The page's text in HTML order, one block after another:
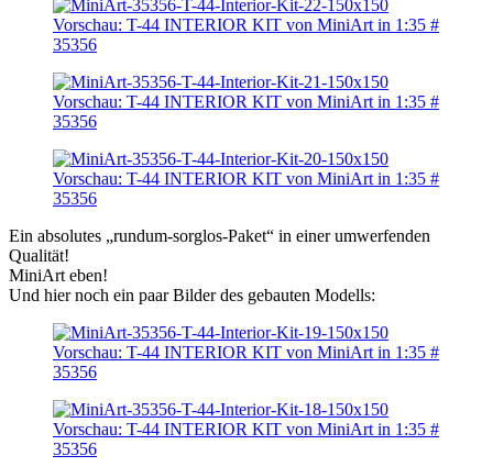
Ein absolutes „rundum-sorglos-Paket“ in einer umwerfenden
Qualität!
MiniArt eben!
Und hier noch ein paar Bilder des gebauten Modells: